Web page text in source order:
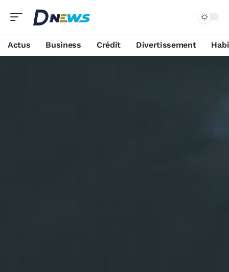
Actus Business Crédit Divertissement